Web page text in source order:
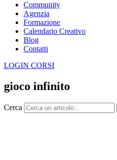
Community
Agenzia
Formazione
Calendario Creativo
Blog
Contatti
LOGIN CORSI
gioco infinito
Cerca